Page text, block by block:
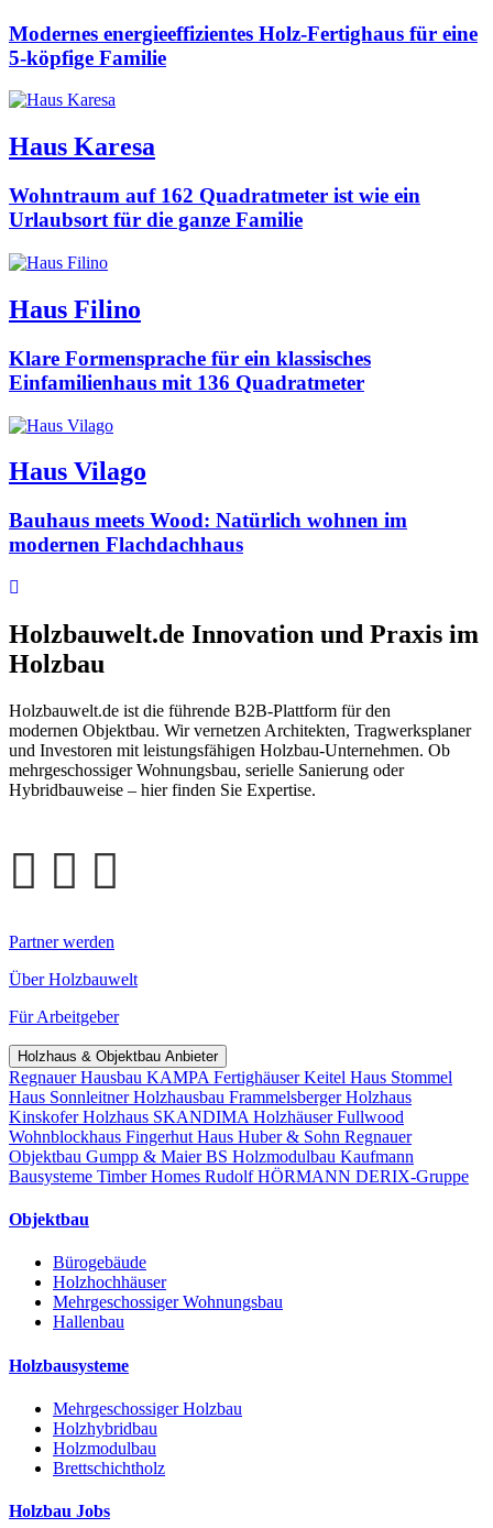
Modernes energieeffizientes Holz-Fertighaus für eine
5-köpfige Familie
Haus Karesa
Wohntraum auf 162 Quadratmeter ist wie ein
Urlaubsort für die ganze Familie
Haus Filino
Klare Formensprache für ein klassisches
Einfamilienhaus mit 136 Quadratmeter
Haus Vilago
Bauhaus meets Wood: Natürlich wohnen im
modernen Flachdachhaus
Holzbauwelt.de Innovation und Praxis im
Holzbau
Holzbauwelt.de ist die führende B2B-Plattform für den
modernen Objektbau. Wir vernetzen Architekten, Tragwerksplaner
und Investoren mit leistungsfähigen Holzbau-Unternehmen. Ob
mehrgeschossiger Wohnungsbau, serielle Sanierung oder
Hybridbauweise – hier finden Sie Expertise.
Partner werden
Über Holzbauwelt
Für Arbeitgeber
Holzhaus & Objektbau Anbieter
Regnauer Hausbau KAMPA FertighäuserKeitel Haus Stommel
Haus Sonnleitner Holzhausbau Frammelsberger Holzhaus
Kinskofer Holzhaus SKANDIMA HolzhäuserFullwood
Wohnblockhaus Fingerhut Haus Huber & Sohn Regnauer
Objektbau Gumpp & MaierBS Holzmodulbau Kaufmann
Bausysteme Timber Homes Rudolf HÖRMANN DERIX-Gruppe
Objektbau
Bürogebäude
Holzhochhäuser
Mehrgeschossiger Wohnungsbau
Hallenbau
Holzbausysteme
Mehrgeschossiger Holzbau
Holzhybridbau
Holzmodulbau
Brettschichtholz
Holzbau Jobs